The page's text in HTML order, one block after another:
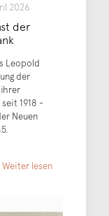
2026
der
Leopold
der
1918 -
Neuen
Weiter lesen